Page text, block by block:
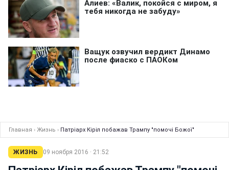
Главная › Жизнь › Патріарх Кіріл побажав Трампу "помочі Божої"
ЖИЗНЬ 09 ноября 2016 · 21:52